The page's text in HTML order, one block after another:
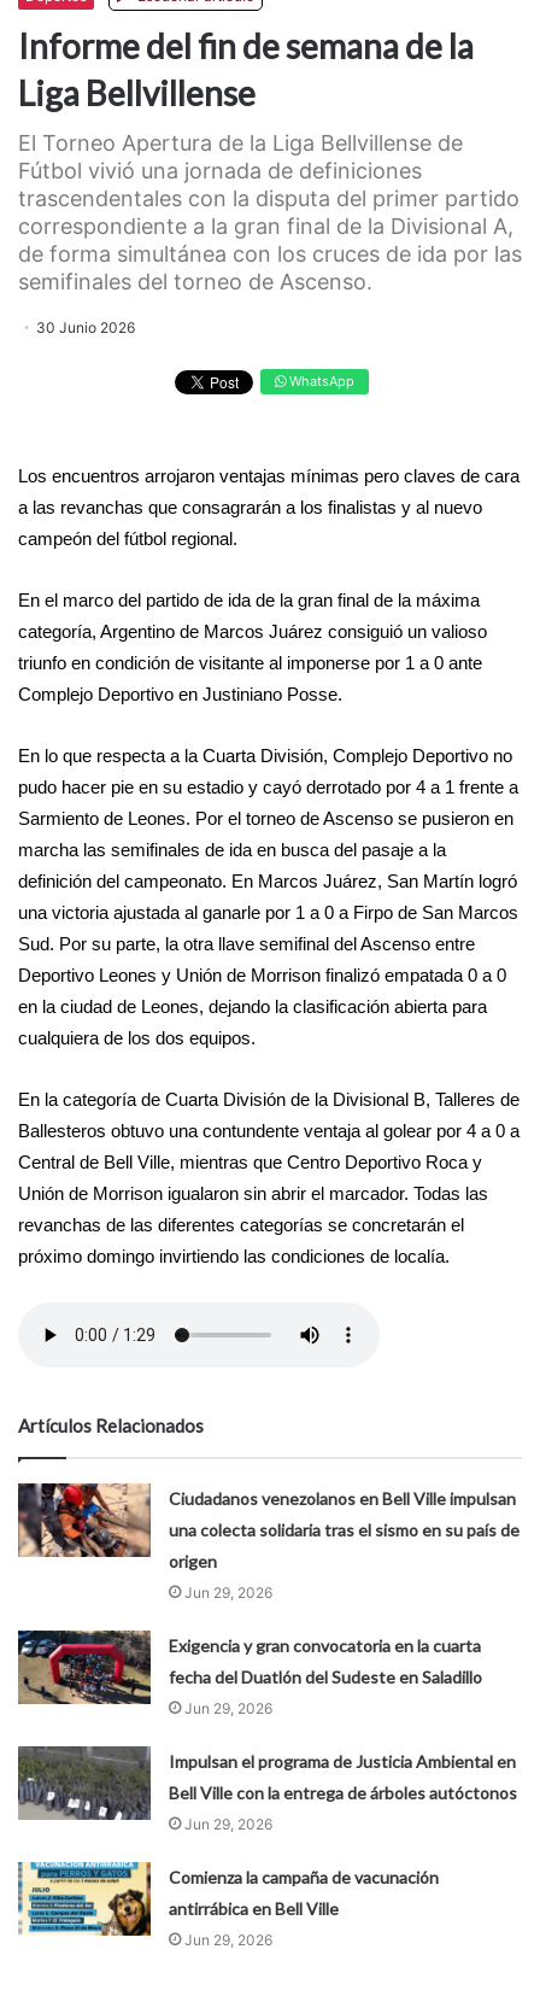
Informe del fin de semana de la
Liga Bellvillense
El Torneo Apertura de la Liga Bellvillense de
Fútbol vivió una jornada de definiciones
trascendentales con la disputa del primer partido
correspondiente a la gran final de la Divisional A,
de forma simultánea con los cruces de ida por las
semifinales del torneo de Ascenso.
30 Junio 2026
WhatsApp
Los encuentros arrojaron ventajas mínimas pero claves de cara
a las revanchas que consagrarán a los finalistas y al nuevo
campeón del fútbol regional.
En el marco del partido de ida de la gran final de la máxima
categoría, Argentino de Marcos Juárez consiguió un valioso
triunfo en condición de visitante al imponerse por 1 a 0 ante
Complejo Deportivo en Justiniano Posse.
En lo que respecta a la Cuarta División, Complejo Deportivo no
pudo hacer pie en su estadio y cayó derrotado por 4 a 1 frente a
Sarmiento de Leones. Por el torneo de Ascenso se pusieron en
marcha las semifinales de ida en busca del pasaje a la
definición del campeonato. En Marcos Juárez, San Martín logró
una victoria ajustada al ganarle por 1 a 0 a Firpo de San Marcos
Sud. Por su parte, la otra llave semifinal del Ascenso entre
Deportivo Leones y Unión de Morrison finalizó empatada 0 a 0
en la ciudad de Leones, dejando la clasificación abierta para
cualquiera de los dos equipos.
En la categoría de Cuarta División de la Divisional B, Talleres de
Ballesteros obtuvo una contundente ventaja al golear por 4 a 0 a
Central de Bell Ville, mientras que Centro Deportivo Roca y
Unión de Morrison igualaron sin abrir el marcador. Todas las
revanchas de las diferentes categorías se concretarán el
próximo domingo invirtiendo las condiciones de localía.
Artículos Relacionados
Ciudadanos venezolanos en Bell Ville impulsan
una colecta solidaria tras el sismo en su país de
origen
Jun 29, 2026
Exigencia y gran convocatoria en la cuarta
fecha del Duatlón del Sudeste en Saladillo
Jun 29, 2026
Impulsan el programa de Justicia Ambiental en
Bell Ville con la entrega de árboles autóctonos
Jun 29, 2026
Comienza la campaña de vacunación
antirrábica en Bell Ville
Jun 29, 2026